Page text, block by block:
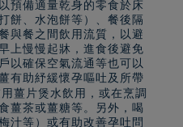
預備適量乾身的零食於床
餅、水泡餅等）、餐後隔
與餐之間飲用流質，以避
上慢慢起牀，進食後避免
以確保空氣流通等也可以
有助紓緩懷孕嘔吐及所帶
薑片煲水飲用，或在烹調
薑茶或薑糖等。另外，喝
汁等）或有助改善孕吐問